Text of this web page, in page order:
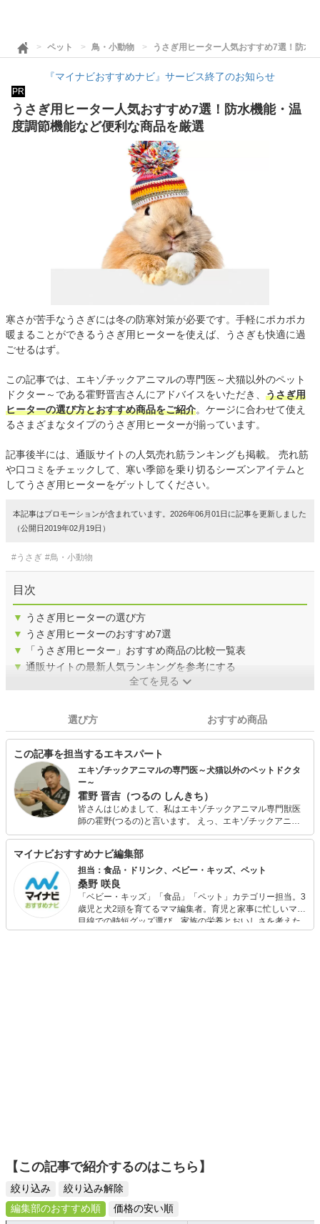
ペット 鳥・小動物 うさぎ用ヒーター人気おすすめ7選！防水
『マイナビおすすめナビ』サービス終了のお知らせ
PR
うさぎ用ヒーター人気おすすめ7選！防水機能・温
度調節機能など便利な商品を厳選
寒さが苦手なうさぎには冬の防寒対策が必要です。手軽にポカポカ
暖まることができるうさぎ用ヒーターを使えば、うさぎも快適に過
ごせるはず。
この記事では、エキゾチックアニマルの専門医～犬猫以外のペット
ドクター～である霍野晋吉さんにアドバイスをいただき、 うさぎ用
ヒーターの選び方とおすすめ商品をご紹介。ケージに合わせて使え
るさまざまなタイプのうさぎ用ヒーターが揃っています。
記事後半には、通販サイトの人気売れ筋ランキングも掲載。 売れ筋
や口コミをチェックして、寒い季節を乗り切るシーズンアイテムと
してうさぎ用ヒーターをゲットしてください。
本記事はプロモーションが含まれています。2026年06月01日に記事を更新しました
（公開日2019年02月19日）
#うさぎ #鳥・小動物
目次
▼ うさぎ用ヒーターの選び方
▼ うさぎ用ヒーターのおすすめ7選
▼
「うさぎ用ヒーター」おすすめ商品の比較一覧表
▼ 通販サイトの最新人気ランキングを参考にする
全てを見る
選び方 おすすめ商品
この記事を担当するエキスパート
エキゾチックアニマルの専門医～犬猫以外のペットドクタ
ー～
霍野 晋吉（つるの しんきち）
皆さんはじめまして、私はエキゾチックアニマル専門獣医
師の霍野(つるの)と言います。 えっ、エキゾチックアニマ
ルって言葉知りませんか？ウサギやハムスター、インコや
の専門病院である『エキゾチックペットクリニック』を開
業しました。症例数は月に400件を超えているベテラン獣
医師です。他にもエキゾチックアニマルのセミナーも企画
し、沢山の医療や飼育の書籍を執筆しています。 もっとエ
キゾチックアニマルの情報を知りたい方は、【Dr.ツルのエ
キゾチックアニマル情報室】をご覧になってください。専
門獣医師によるサイトですので、他にはない病気の記事も
マイナビおすすめナビ編集部
担当：食品・ドリンク、ベビー・キッズ、ペット
桑野 咲良
「ベビー・キッズ」「食品」「ペット」カテゴリー担当。3
歳児と犬2頭を育てるママ編集者。育児と家事に忙しいママ
目線での時短グッズ選び、家族の栄養とおいしさを考えた
食品選び、束の間のリラックスタイムを楽しむためのスイ
【この記事で紹介するのはこちら】
絞り込み
絞り込み解除
編集部のおすすめ順
価格の安い順